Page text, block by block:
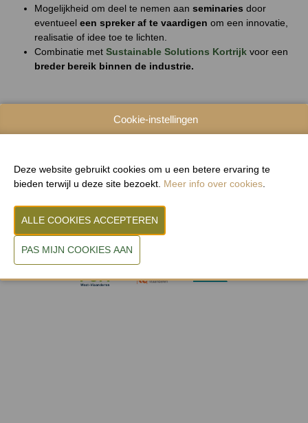
Mogelijkheid om deel te nemen aan seminaries door
eventueel een spreker af te vaardigen om een innovatie,
realisatie of idee toe te lichten.
Combinatie met Sustainable Solutions Kortrijk voor een
breder bereik binnen de industrie.
Cookie-instellingen
Deze website gebruikt cookies om u een betere ervaring te
bieden terwijl u deze site bezoekt. Meer info over cookies